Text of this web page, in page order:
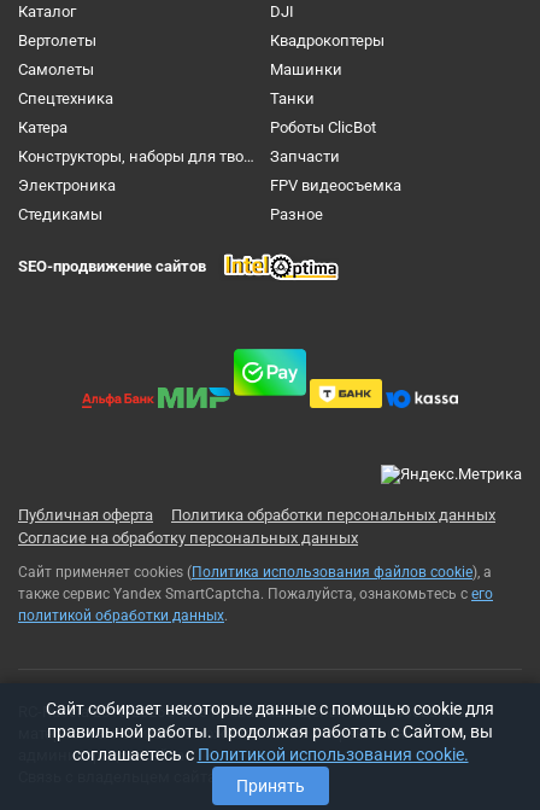
Каталог
DJI
Вертолеты
Квадрокоптеры
Самолеты
Машинки
Спецтехника
Танки
Катера
Роботы ClicBot
Конструкторы, наборы для творчества и настольные игры
Запчасти
Электроника
FPV видеосъемка
Cтедикамы
Разное
SEO-продвижение сайтов
Публичная оферта
Политика обработки персональных данных
Согласие на обработку персональных данных
Сайт применяет cookies (Политика использования файлов cookie), а
также сервис Yandex SmartCaptcha. Пожалуйста, ознакомьтесь с его
политикой обработки данных.
RC-Russia 2013-2026© Все права защищены. Использование
материалов с сайта возможно только с разрешения
администрации сайта
t-rex500@ya.ru
Cайт собирает некоторые данные с помощью cookie для
правильной работы. Продолжая работать с Сайтом, вы
соглашаетесь с Политикой использования cookie.
Принять